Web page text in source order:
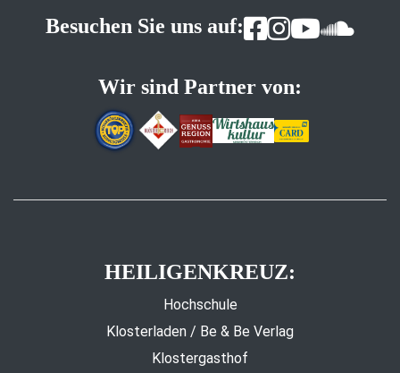
Besuchen Sie uns auf:
Wir sind Partner von:
HEILIGENKREUZ:
Hochschule
Klosterladen / Be & Be Verlag
Klostergasthof